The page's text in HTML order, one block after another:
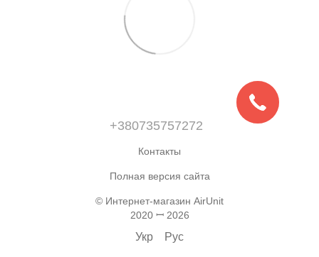
+380735757272
Контакты
Полная версия сайта
© Интернет-магазин AirUnit
2020 ꟷ 2026
Укр Рус